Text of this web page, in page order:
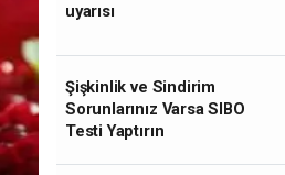
Harran Üniversitesi
uyarısı
Şişkinlik ve Sindirim
Sorunlarınız Varsa SIBO
Testi Yaptırın